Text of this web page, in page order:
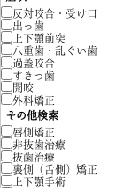
反対咬合・受け口
出っ歯
上下顎前突
八重歯・乱ぐい歯
過蓋咬合
すきっ歯
開咬
外科矯正
その他検索
唇側矯正
非抜歯治療
抜歯治療
裏側（舌側）矯正
上下顎手術